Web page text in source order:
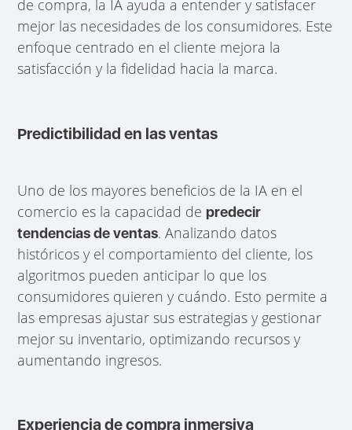
de compra, la IA ayuda a entender y satisfacer
mejor las necesidades de los consumidores. Este
enfoque centrado en el cliente mejora la
satisfacción y la fidelidad hacia la marca.
Predictibilidad en las ventas
Uno de los mayores beneficios de la IA en el
comercio es la capacidad depredecir
tendencias de ventas. Analizando datos
históricos y el comportamiento del cliente, los
algoritmos pueden anticipar lo que los
consumidores quieren y cuándo. Esto permite a
las empresas ajustar sus estrategias y gestionar
mejor su inventario, optimizando recursos y
aumentando ingresos.
Experiencia de compra inmersiva